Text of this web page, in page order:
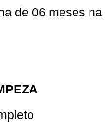
de 06 meses na